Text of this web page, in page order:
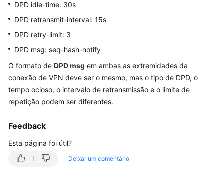
Perguntas
frequentes
populares
Consultoria
geral
e
de
aplicação
DPD idle-time: 30s
DPD retransmit-interval: 15s
DPD retry-limit: 3
DPD msg: seq-hash-notify
O formato de DPD msg em ambas as extremidades da
conexão de VPN deve ser o mesmo, mas o tipo de DPD, o
tempo ocioso, o intervalo de retransmissão e o limite de
repetição podem ser diferentes.
Feedback
Esta página foi útil?
Deixar um comentário